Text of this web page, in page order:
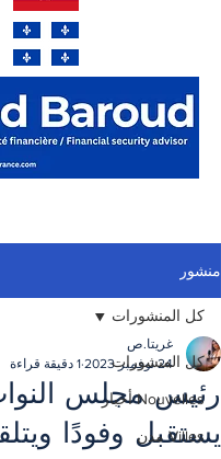
منشور
كل المنشورات
Nouvelles أخبار
Villes مدن
كل المنشورات
رئيس مجلس
يستقبل وفودًا
غريتا.ص
24 نوفمبر 2023
1 دقيقة قراءة